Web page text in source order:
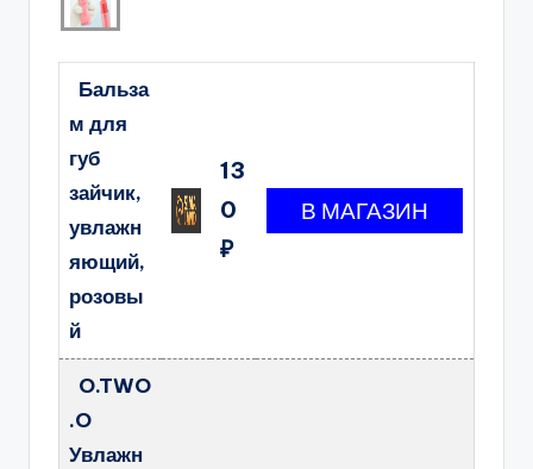
Бальза
м для
губ
зайчик,
увлажн
яющий,
розовы
й
13
0
₽
O.TWO
.O
Увлажн